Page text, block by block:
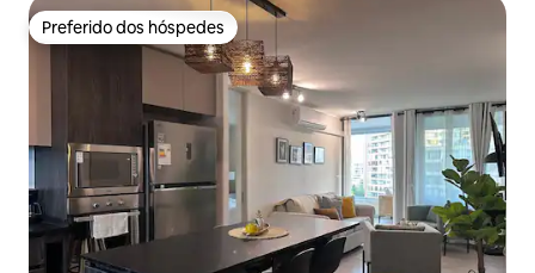
Preferido dos hóspedes
Preferido dos hóspedes